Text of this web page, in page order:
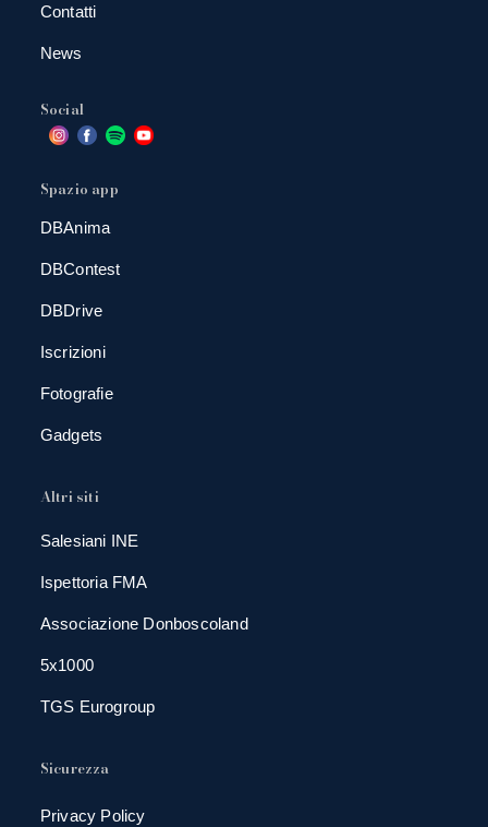
Contatti
News
Social
Spazio app
DBAnima
DBContest
DBDrive
Iscrizioni
Fotografie
Gadgets
Altri siti
Salesiani INE
Ispettoria FMA
Associazione Donboscoland
5x1000
TGS Eurogroup
Sicurezza
Privacy Policy